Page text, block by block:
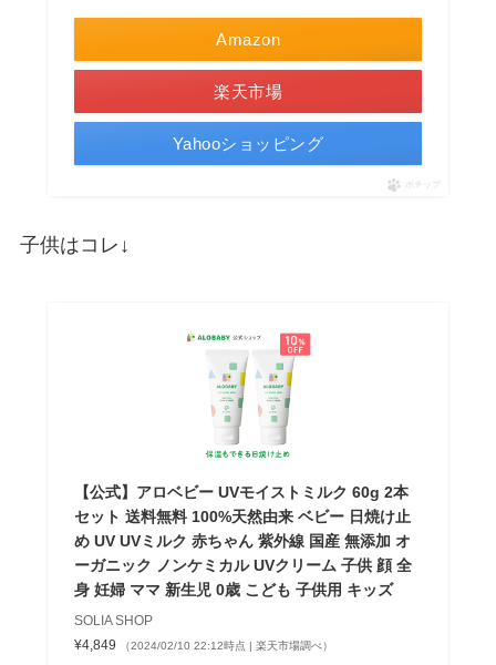
Amazon
楽天市場
Yahooショッピング
ポチップ
子供はコレ↓
【公式】アロベビー UVモイストミルク 60g 2本
セット 送料無料 100%天然由来 ベビー 日焼け止
め UV UVミルク 赤ちゃん 紫外線 国産 無添加 オ
ーガニック ノンケミカル UVクリーム 子供 顔 全
身 妊婦 ママ 新生児 0歳 こども 子供用 キッズ
SOLIA SHOP
¥4,849
（2024/02/10 22:12時点 | 楽天市場調べ）